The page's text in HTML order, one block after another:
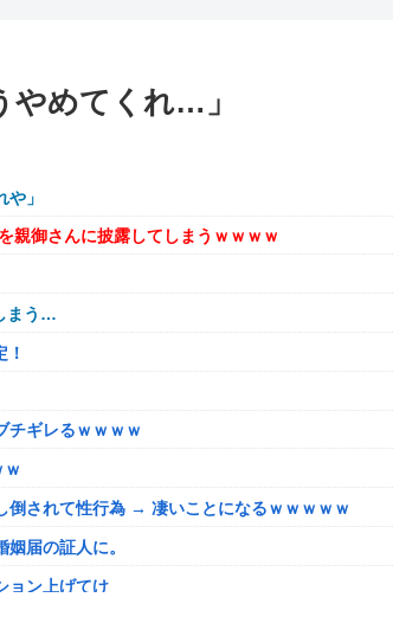
やめてくれ…」
」
親御さんに披露してしまうｗｗｗｗ
まう…
チギレるｗｗｗｗ
倒されて性行為 → 凄いことになるｗｗｗｗｗ
届の証人に。
ョン上げてけ